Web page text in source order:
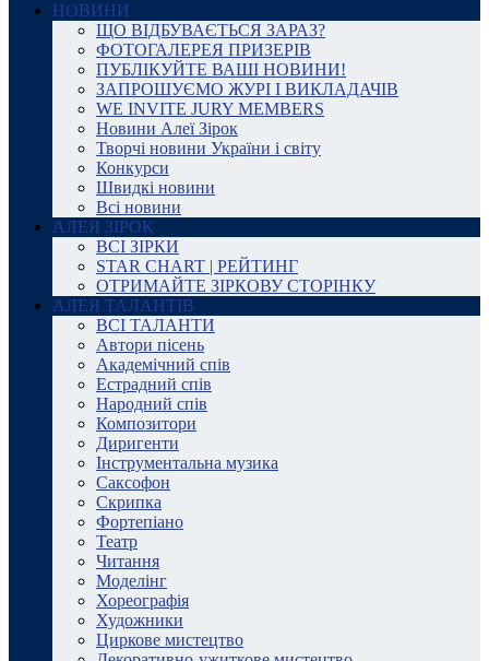
НОВИНИ
ЩО ВІДБУВАЄТЬСЯ ЗАРАЗ?
ФОТОГАЛЕРЕЯ ПРИЗЕРІВ
ПУБЛІКУЙТЕ ВАШІ НОВИНИ!
ЗАПРОШУЄМО ЖУРІ І ВИКЛАДАЧІВ
WE INVITE JURY MEMBERS
Новини Алеї Зірок
Творчі новини України і світу
Конкурси
Швидкі новини
Всі новини
АЛЕЯ ЗІРОК
ВСІ ЗІРКИ
STAR CHART | РЕЙТИНГ
ОТРИМАЙТЕ ЗІРКОВУ СТОРІНКУ
АЛЕЯ ТАЛАНТІВ
ВСІ ТАЛАНТИ
Автори пісень
Академічний спів
Естрадний спів
Народний спів
Композитори
Диригенти
Інструментальна музика
Саксофон
Скрипка
Фортепіано
Театр
Читання
Моделінг
Хореографія
Художники
Циркове мистецтво